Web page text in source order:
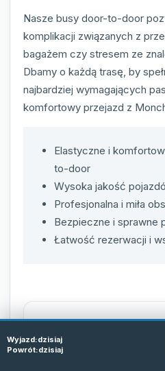
Nasze busy door-to-door
komplikacji związanych z
bagażem czy stresem ze
Dbamy o każdą trasę, by
najbardziej wymagających
komfortowy przejazd z
Elastyczne i
to-door
Wysoka jakość
Profesjonalna i miła
Bezpieczne i sprawne
Łatwość rezerwacji i
Wyjazd:dzisiaj
Powrót:dzisiaj